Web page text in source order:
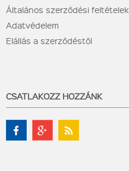
Általános szerződési feltételek
Adatvédelem
Elállás a szerződéstől
CSATLAKOZZ HOZZÁNK